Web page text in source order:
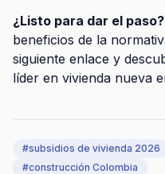
¿Listo para dar el paso?
beneficios de la
siguiente enlace y
líder en vivienda nueva
#subsidios de vivienda 2026
#construcción Colombia